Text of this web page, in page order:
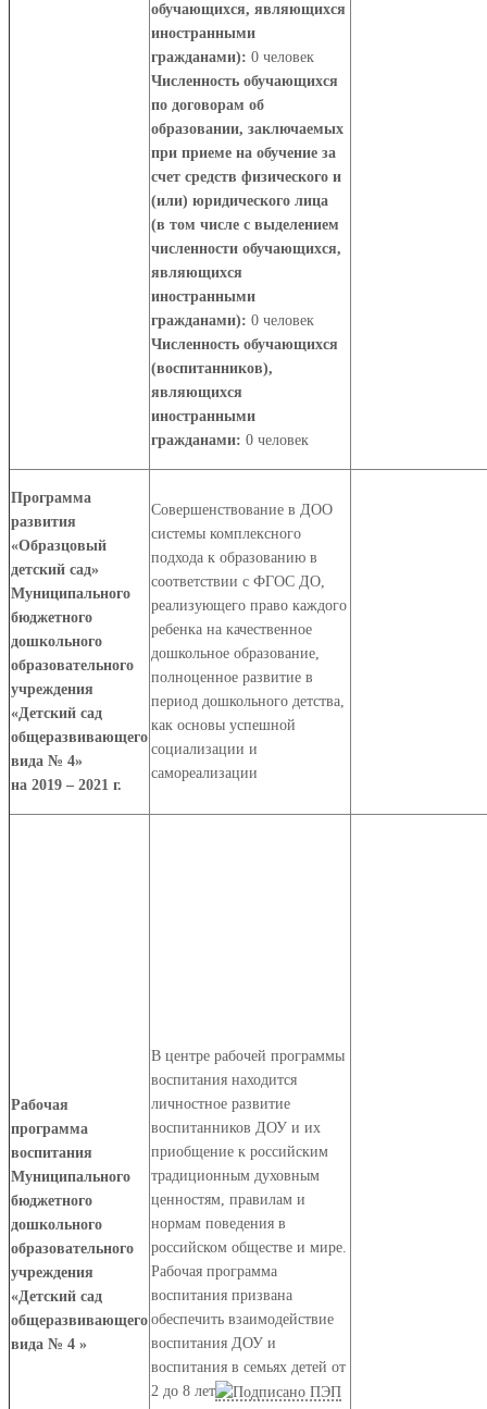
обучающихся, являющихся
иностранными
гражданами): 0 человек
Численность обучающихся
по договорам об
образовании, заключаемых
при приеме на обучение за
счет средств физического и
(или) юридического лица
(в том числе с выделением
численности обучающихся,
являющихся
иностранными
гражданами): 0 человек
Численность обучающихся
(воспитанников),
являющихся
иностранными
гражданами: 0 человек
Программа
развития
«Образцовый
детский сад»
Муниципального
бюджетного
дошкольного
образовательного
учреждения
«Детский сад
общеразвивающего
вида № 4»
на 2019 – 2021 г.
Совершенствование в ДОО
системы комплексного
подхода к образованию в
соответствии с ФГОС ДО,
реализующего право каждого
ребенка на качественное
дошкольное образование,
полноценное развитие в
период дошкольного детства,
как основы успешной
социализации и
самореализации
Рабочая
программа
воспитания
Муниципального
бюджетного
дошкольного
образовательного
учреждения
«Детский сад
общеразвивающего
вида № 4 »
В центре рабочей программы
воспитания находится
личностное развитие
воспитанников ДОУ и их
приобщение к российским
традиционным духовным
ценностям, правилам и
нормам поведения в
российском обществе и мире.
Рабочая программа
воспитания призвана
обеспечить взаимодействие
воспитания ДОУ и
воспитания в семьях детей от
2 до 8 лет